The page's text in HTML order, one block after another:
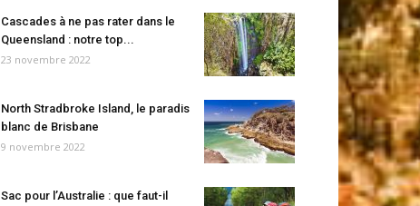
Cascades à ne pas rater dans le
Queensland : notre top...
23 novembre 2022
North Stradbroke Island, le paradis
blanc de Brisbane
9 novembre 2022
Sac pour l’Australie : que faut-il